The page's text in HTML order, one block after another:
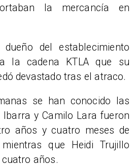
la mercancía en
dueño del establecimiento
la cadena KTLA que su
devastado tras el atraco.
se han conocido las
y Camilo Lara fueron
años y cuatro meses de
que Heidi Trujillo
años.